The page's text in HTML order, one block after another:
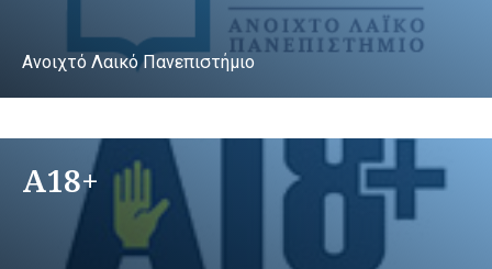
Ανοιχτό Λαικό Πανεπιστήμιο
A18+